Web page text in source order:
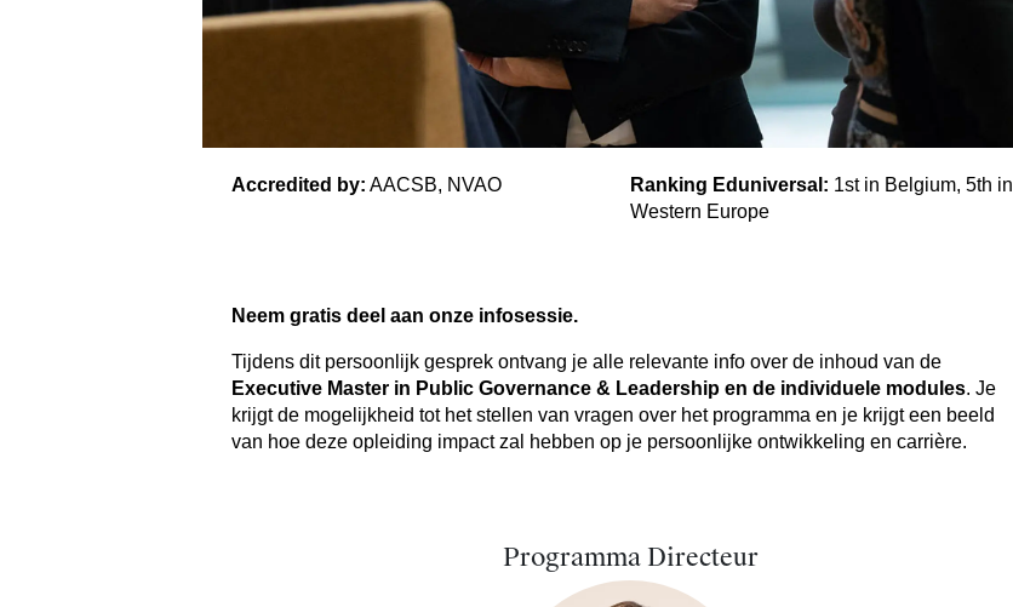
Accredited by: AACSB, NVAO Ranking Eduniversal: 1st in Belgium, 5th in
Western Europe
Neem gratis deel aan onze infosessie.
Tijdens dit persoonlijk gesprek ontvang je alle relevante info over de inhoud van de
Executive Master in Public Governance & Leadership en de individuele modules. Je
krijgt de mogelijkheid tot het stellen van vragen over het programma en je krijgt een beeld
van hoe deze opleiding impact zal hebben op je persoonlijke ontwikkeling en carrière.
Programma Directeur